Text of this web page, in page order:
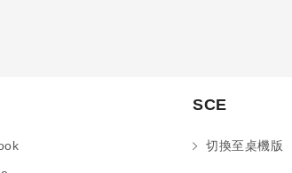
SCE
切換至桌機版